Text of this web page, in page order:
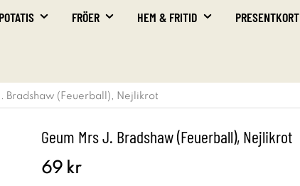
FRÖER HEM & FRITID PRESENTKORT
Bradshaw (Feuerball), Nejlikrot
Geum Mrs J. Bradshaw (Feuerball), Nejlikrot
69 kr